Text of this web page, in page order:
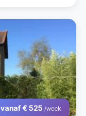
vanaf € 525 /week